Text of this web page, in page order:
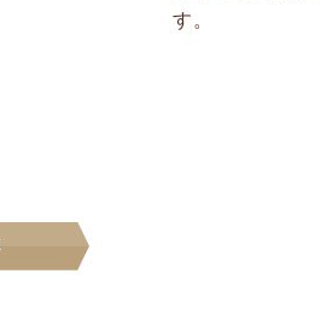
す。